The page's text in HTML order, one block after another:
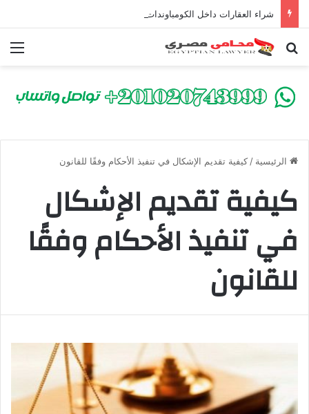
بحث عن
الرئيسية / كيفية تقديم الإشكال في تنفيذ الأحكام وفقًا للقانون
كيفية تقديم الإشكال
في تنفيذ الأحكام وفقًا
للقانون